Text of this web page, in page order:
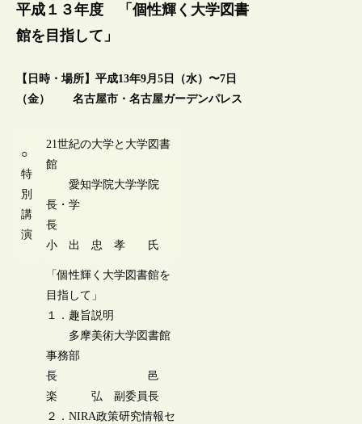
平成１３年度 「個性輝く大学図書
館を目指して」
【日時・場所】平成13年9月5日（水）〜7日
（金） 名古屋市・名古屋ガーデンパレス
○
特
別
講
演
21世紀の大学と大学図書
館
愛知学院大学学院
長・学
長
小 出 忠 孝 氏
「個性輝く大学図書館を
目指して」
１．趣旨説明
多摩美術大学図書館
事務部
長 邑
楽 弘 副委員長
２．NIRA政策研究情報セ